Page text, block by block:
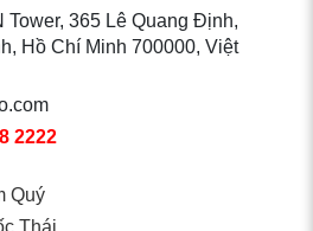
Tower, 365 Lê Quang Định,
Hồ Chí Minh 700000, Việt
2222
Quý
Thái